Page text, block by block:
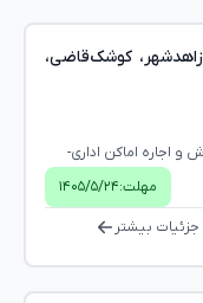
زاهدشهر، کوشک‌قاضی،
اجاره اماکن اداری-
مهلت:۱۴۰۵/۵/۲۴
جزئیات بیشتر